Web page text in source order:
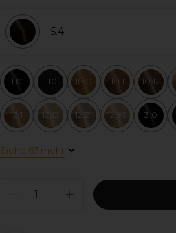
5.4
1.0 1.10 10.0 10.1 10.12
12.1 12.12 12.21 12.89 3.0
Siehe 67 mehr